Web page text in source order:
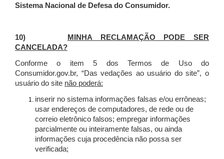
Sistema Nacional de Defesa do Consumidor.
10)
MINHA RECLAMAÇÃO PODE SER
CANCELADA?
Conforme o item 5 dos Termos de Uso do
Consumidor.gov.br, “Das vedações ao usuário do site”, o
usuário do site não poderá:
inserir no sistema informações falsas e/ou errôneas;
usar endereços de computadores, de rede ou de
correio eletrônico falsos; empregar informações
parcialmente ou inteiramente falsas, ou ainda
informações cuja procedência não possa ser
verificada;